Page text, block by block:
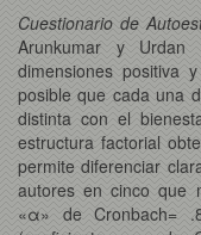
Cuestionario de
Arunkumar y Urdan
dimensiones positiva
posible que cada una
distinta con el
estructura factorial
permite diferenciar
autores en cinco que
«α» de Cronbach=